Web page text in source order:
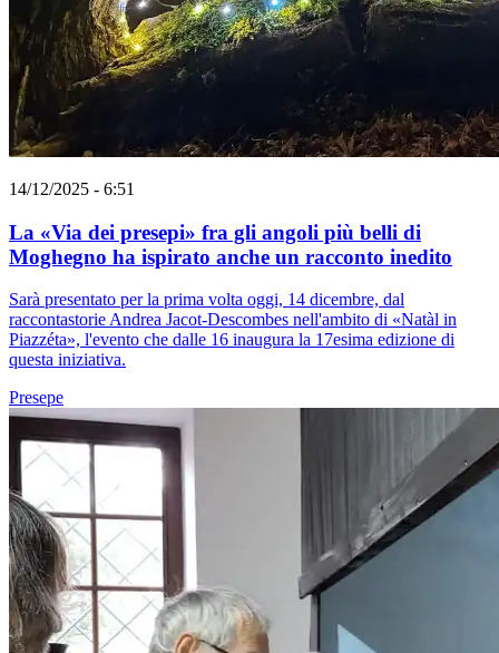
14/12/2025 - 6:51
La «Via dei presepi» fra gli angoli più belli di
Moghegno ha ispirato anche un racconto inedito
Sarà presentato per la prima volta oggi, 14 dicembre, dal
raccontastorie Andrea Jacot-Descombes nell'ambito di «Natàl in
Piazzéta», l'evento che dalle 16 inaugura la 17esima edizione di
questa iniziativa.
Presepe